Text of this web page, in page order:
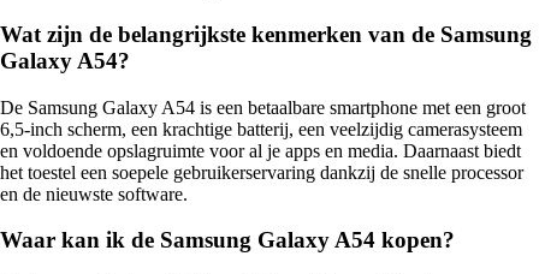
Wat zijn de belangrijkste kenmerken van de Samsung
Galaxy A54?
De Samsung Galaxy A54 is een betaalbare smartphone met een groot
6,5-inch scherm, een krachtige batterij, een veelzijdig camerasysteem
en voldoende opslagruimte voor al je apps en media. Daarnaast biedt
het toestel een soepele gebruikerservaring dankzij de snelle processor
en de nieuwste software.
Waar kan ik de Samsung Galaxy A54 kopen?